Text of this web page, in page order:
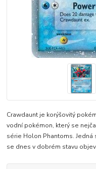
Crawdaunt je korýšovitý
vodní pokémon, který se
série Holon Phantoms. Jedná
se dnes v dobrém stavu